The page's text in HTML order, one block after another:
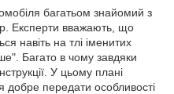
багатьом знайомий з
Експерти вважають, що
навіть на тлі іменитих
Багато в чому завдяки
У цьому плані
добре передати особливості